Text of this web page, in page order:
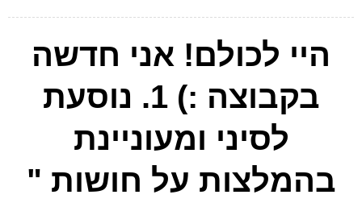
היי לכולם! אני חדשה
בקבוצה :) 1. נוסעת
לסיני ומעוניינת
בהמלצות על חושות "